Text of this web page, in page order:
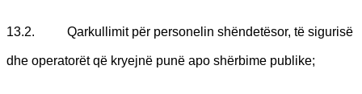
13.2. Qarkullimit për personelin shëndetësor, të sigurisë
dhe operatorët që kryejnë punë apo shërbime publike;